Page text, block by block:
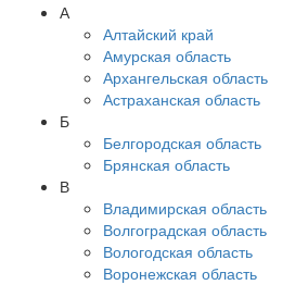
А
Алтайский край
Амурская область
Архангельская область
Астраханская область
Б
Белгородская область
Брянская область
В
Владимирская область
Волгоградская область
Вологодская область
Воронежская область